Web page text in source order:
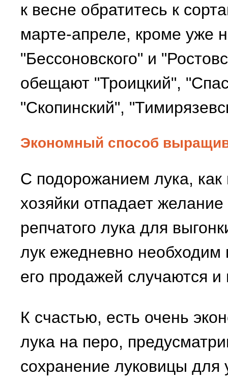
к весне обратитесь к
марте-апреле, кроме уже
"Бессоновского" и
обещают "Троицкий",
"Скопинский",
Экономный способ
С подорожанием лука, как
хозяйки отпадает
репчатого лука для
лук ежедневно
его продажей случаются и
К счастью, есть очень
лука на перо,
сохранение луковицы для